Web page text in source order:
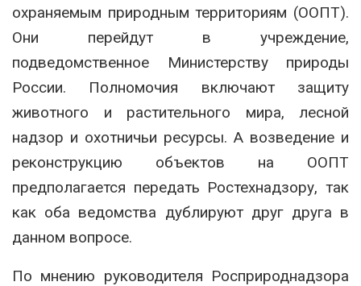
охраняемым природным территориям (ООПТ).
Они перейдут в учреждение,
подведомственное Министерству природы
России. Полномочия включают защиту
животного и растительного мира, лесной
надзор и охотничьи ресурсы. А возведение и
реконструкцию объектов на ООПТ
предполагается передать Ростехнадзору, так
как оба ведомства дублируют друг друга в
данном вопросе.
По мнению руководителя Росприроднадзора